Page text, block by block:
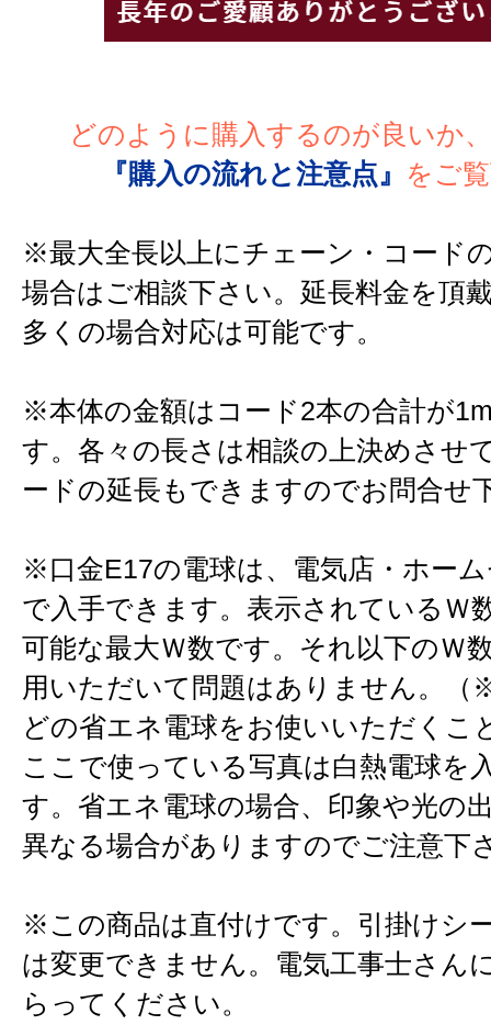
どのように購入するのが良いか
『購入の流れと注意点』
をご
※最大全長以上にチェーン・コード
場合はご相談下さい。延長料金を頂
多くの場合対応は可能です。
※本体の金額はコード2本の合計が
す。各々の長さは相談の上決めさせ
ードの延長もできますのでお問合せ
※口金E17の電球は、電気店・ホー
で入手できます。表示されているＷ
可能な最大Ｗ数です。それ以下のＷ
用いただいて問題はありません。（
どの省エネ電球をお使いいただくこ
ここで使っている写真は白熱電球を
す。省エネ電球の場合、印象や光の
異なる場合がありますのでご注意下
※この商品は直付けです。引掛けシ
は変更できません。電気工事士さん
らってください。